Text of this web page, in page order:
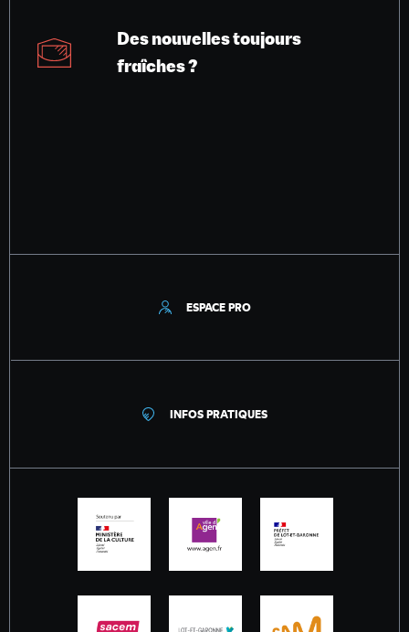
Des nouvelles toujours
fraîches ?
ESPACE PRO
INFOS PRATIQUES